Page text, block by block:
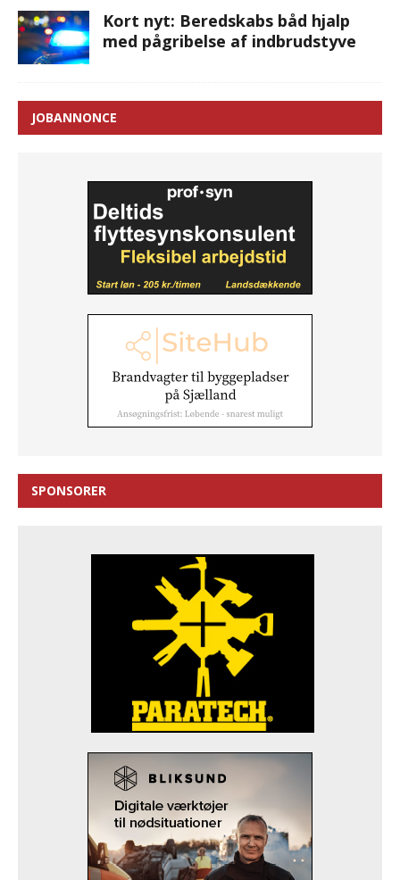
Kort nyt: Beredskabs båd hjalp
med pågribelse af indbrudstyve
JOBANNONCE
SPONSORER